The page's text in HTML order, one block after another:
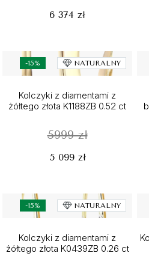
6 374 zł
-15% NATURALNY
Kolczyki z diamentami z
żółtego złota K1188ZB 0.52 ct
5999 zł
5 099 zł
-15% NATURALNY
Kolczyki z diamentami z
żółtego złota K0439ZB 0.26 ct